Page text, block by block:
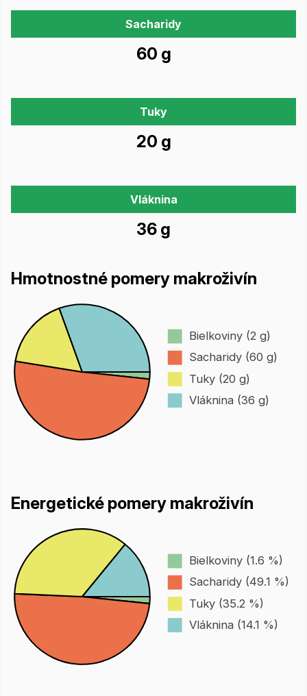
Sacharidy
60 g
Tuky
20 g
Vláknina
36 g
Hmotnostné pomery makroživín
Bielkoviny (2 g)
Sacharidy (60 g)
Tuky (20 g)
Vláknina (36 g)
Energetické pomery makroživín
Bielkoviny (1.6 %)
Sacharidy (49.1 %)
Tuky (35.2 %)
Vláknina (14.1 %)